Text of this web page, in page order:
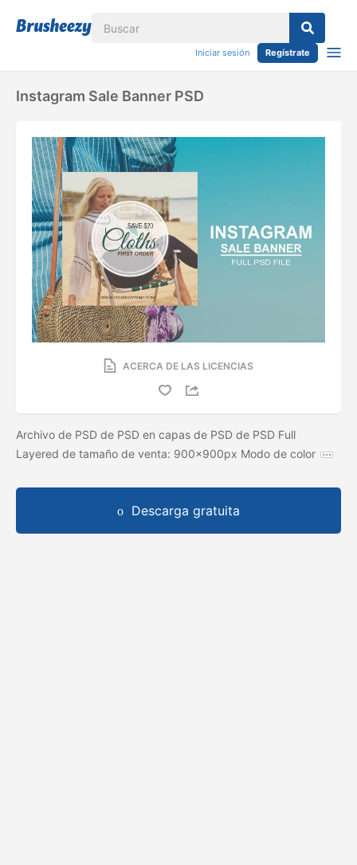
Iniciar sesión Regístrate
Instagram Sale Banner PSD
ACERCA DE LAS LICENCIAS
Archivo de PSD de PSD en capas de PSD de PSD Full
Layered de tamaño de venta: 900x900px Modo de color
Descarga gratuita